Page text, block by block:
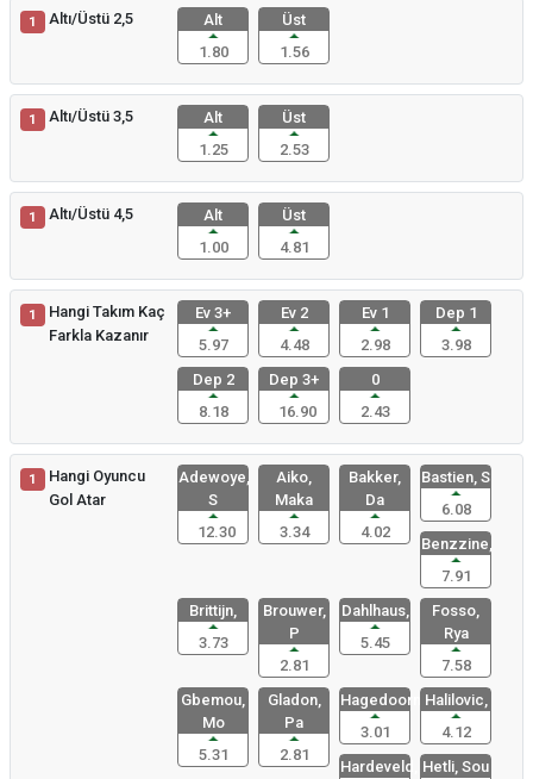
1 Altı/Üstü 2,5
Alt
1.80
Üst
1.56
1 Altı/Üstü 3,5
Alt
1.25
Üst
2.53
1 Altı/Üstü 4,5
Alt
1.00
Üst
4.81
1
Hangi Takım Kaç
Farkla Kazanır
Ev 3+
5.97
Ev 2
4.48
Ev 1
2.98
Dep 1
3.98
Dep 2
8.18
Dep 3+
16.90
0
2.43
1
Hangi Oyuncu
Gol Atar
Adewoye,
S
12.30
Aiko,
Maka
3.34
Bakker,
Da
4.02
Bastien, S
6.08
Benzzine,
7.91
Brittijn,
3.73
Brouwer,
P
2.81
Dahlhaus,
5.45
Fosso,
Rya
7.58
Gbemou,
Mo
5.31
Gladon,
Pa
2.81
Hagedoorn,
3.01
Halilovic,
4.12
Hardeveld,
Hetli, Sou